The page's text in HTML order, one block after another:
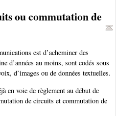
ou commutation de
est d’acheminer des
d’années au moins, sont codés sous
d’images ou de données textuelles.
en voie de règlement au début de
de circuits et commutation de